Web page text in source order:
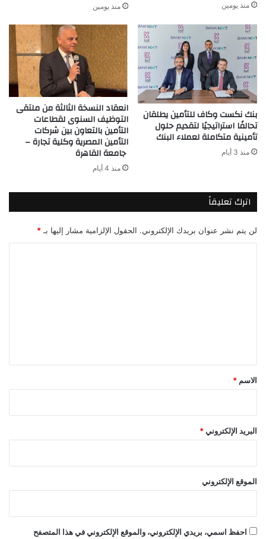
منذ يومين منذ يومين
بنك نكست وكاف للتأمين يطلقان
تحالفًا استراتيجيًا لتقديم حلول
تأمينية متكاملة لعملاء البنك
منذ 3 أيام
انعقاد النسخة الثالثة من ملتقى
التوظيف السنوى لقطاعات
التأمين بالتعاون بين شركات
التأمين المصرية وكلية تجارة –
جامعة القاهرة
منذ 4 أيام
اترك تعليقاً
لن يتم نشر عنوان بريدك الإلكتروني. الحقول الإلزامية مشار إليها بـ *
*
الاسم *
البريد الإلكتروني *
الموقع الإلكتروني
احفظ اسمي، بريدي الإلكتروني، والموقع الإلكتروني في هذا المتصفح